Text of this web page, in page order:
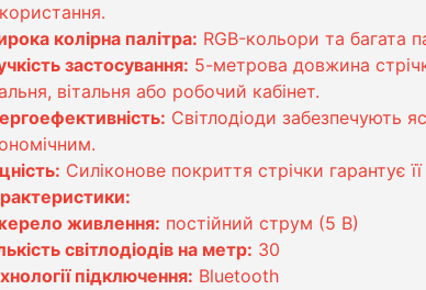
колірна палітра: RGB-кольори та багата
застосування: 5-метрова довжина
вітальня або робочий кабінет.
Світлодіоди забезпечують
Силіконове покриття стрічки гарантує її
живлення: постійний струм (5 В)
світлодіодів на метр: 30
підключення: Bluetooth